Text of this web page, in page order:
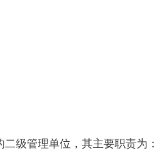
级管理单位，其主要职责为：